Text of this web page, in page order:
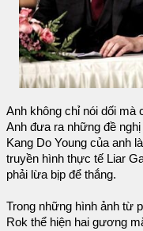
Anh không chỉ nói dối mà
Anh đưa ra những đề
Kang Do Young của anh
truyền hình thực tế Liar
phải lừa bịp để thắng.
Trong những hình ảnh từ
Rok thể hiện hai gương